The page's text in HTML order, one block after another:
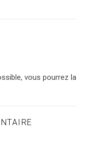
vous pourrez la